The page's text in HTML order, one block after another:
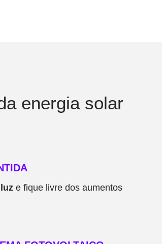
energia solar
e fique livre dos aumentos